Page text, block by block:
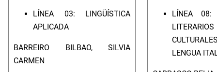
LÍNEA 03: LINGÜÍSTICA
APLICADA
BARREIRO BILBAO, SILVIA
CARMEN
LÍNEA 08:
LENGUA